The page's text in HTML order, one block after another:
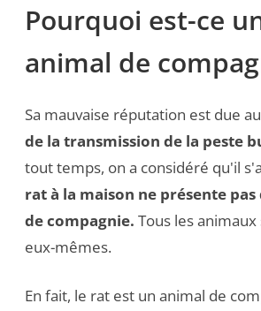
Pourquoi est-ce
animal de
Sa mauvaise réputation est due
de la transmission de la peste
tout temps, on a considéré qu'il
rat à la maison ne présente
de compagnie. Tous les
eux-mêmes.
En fait, le rat est un animal de